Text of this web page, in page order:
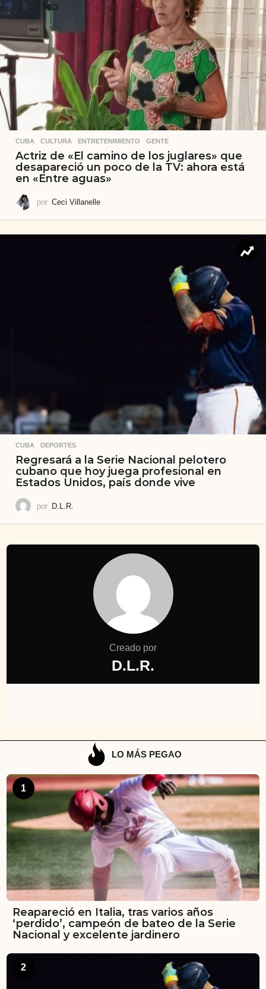
CUBA ,CULTURA ,ENTRETENIMIENTO ,GENTE
Actriz de «El camino de los juglares» que
desapareció un poco de la TV: ahora está
en «Entre aguas»
por Ceci Villanelle
CUBA ,DEPORTES
Regresará a la Serie Nacional pelotero
cubano que hoy juega profesional en
Estados Unidos, país donde vive
por D.L.R.
Creado por
D.L.R.
LO MÁS PEGAO
1
Reapareció en Italia, tras varios años
‘perdido’, campeón de bateo de la Serie
Nacional y excelente jardinero
2